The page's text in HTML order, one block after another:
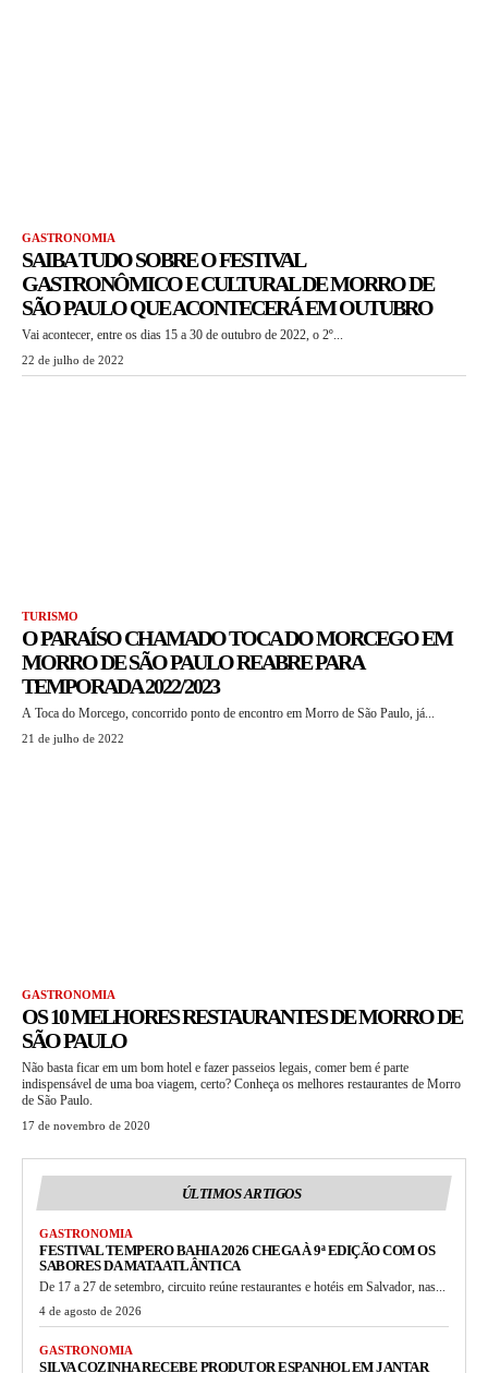
GASTRONOMIA
SAIBA TUDO SOBRE O FESTIVAL
GASTRONÔMICO E CULTURAL DE MORRO DE
SÃO PAULO QUE ACONTECERÁ EM OUTUBRO
Vai acontecer, entre os dias 15 a 30 de outubro de 2022, o 2º...
22 de julho de 2022
TURISMO
O PARAÍSO CHAMADO TOCA DO MORCEGO EM
MORRO DE SÃO PAULO REABRE PARA
TEMPORADA 2022/2023
A Toca do Morcego, concorrido ponto de encontro em Morro de São Paulo, já...
21 de julho de 2022
GASTRONOMIA
OS 10 MELHORES RESTAURANTES DE MORRO DE
SÃO PAULO
Não basta ficar em um bom hotel e fazer passeios legais, comer bem é parte
indispensável de uma boa viagem, certo? Conheça os melhores restaurantes de Morro
de São Paulo.
17 de novembro de 2020
ÚLTIMOS ARTIGOS
GASTRONOMIA
FESTIVAL TEMPERO BAHIA 2026 CHEGA À 9ª EDIÇÃO COM OS
SABORES DA MATA ATLÂNTICA
De 17 a 27 de setembro, circuito reúne restaurantes e hotéis em Salvador, nas...
4 de agosto de 2026
GASTRONOMIA
SILVA COZINHA RECEBE PRODUTOR ESPANHOL EM JANTAR